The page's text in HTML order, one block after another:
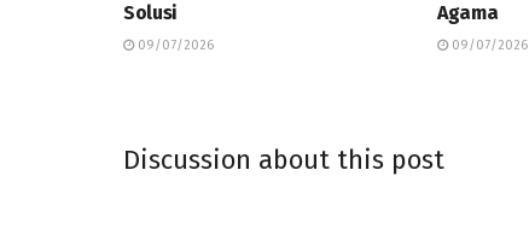
Solusi
09/07/2026
Agama
09/07/2026
Discussion about this post